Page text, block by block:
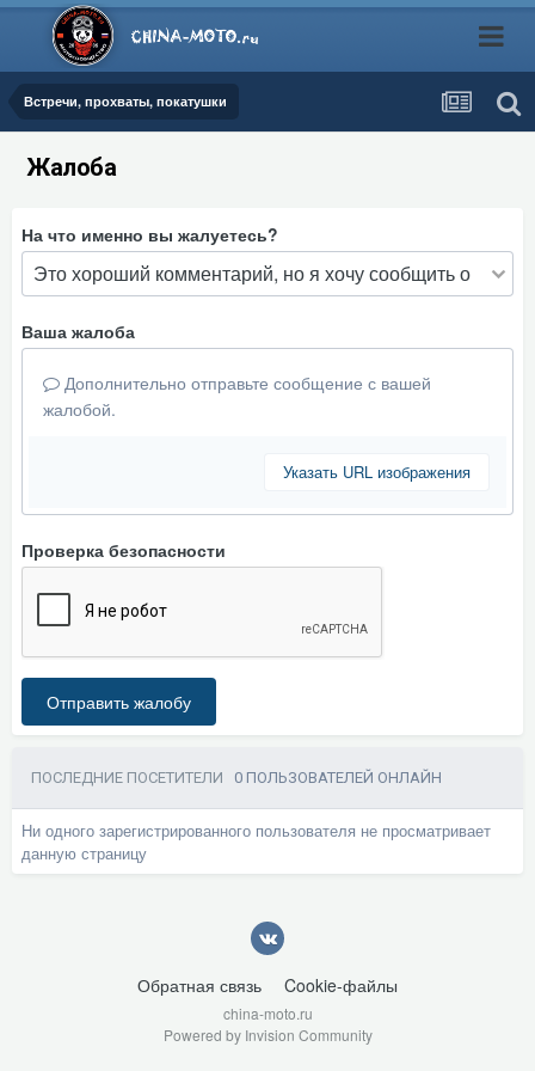
Встречи, прохваты, покатушки
Жалоба
На что именно вы жалуетесь?
Ваша жалоба
Дополнительно отправьте сообщение с вашей
жалобой.
Указать URL изображения
Проверка безопасности
Отправить жалобу
ПОСЛЕДНИЕ ПОСЕТИТЕЛИ 0 ПОЛЬЗОВАТЕЛЕЙ ОНЛАЙН
Ни одного зарегистрированного пользователя не просматривает
данную страницу
Обратная связь Cookie-файлы
china-moto.ru
Powered by Invision Community